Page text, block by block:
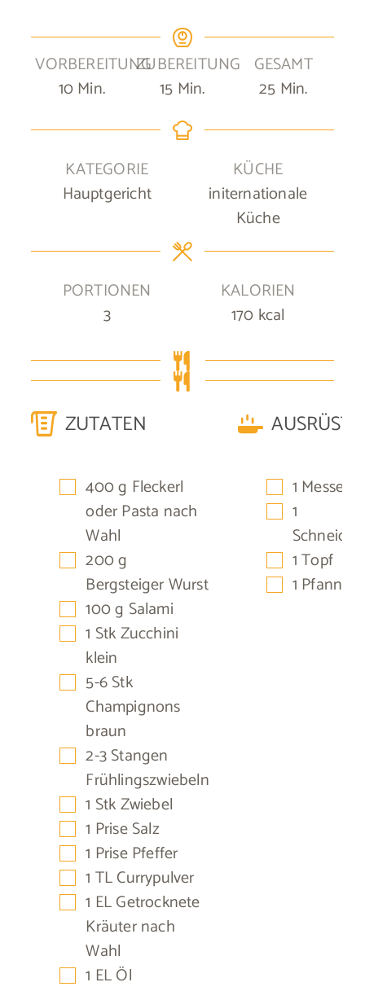
VORBEREITUNG
10Minuten
Min.
ZUBEREITUNG
15Minuten
Min.
GESAMT
25Minuten
Min.
KATEGORIE
Hauptgericht
KÜCHE
initernationale
Küche
PORTIONEN
3
KALORIEN
170 kcal
ZUTATEN
▢
400g Fleckerl
oder Pasta nach
Wahl
▢
200g
Bergsteiger Wurst
▢
100g Salami
▢
1 StkZucchini
klein
▢
5-6Stk
Champignons
braun
▢
2-3Stangen
Frühlingszwiebeln
▢
1 StkZwiebel
▢
1 PriseSalz
▢
1 Prise Pfeffer
▢
1 TLCurrypulver
▢
1 ELGetrocknete
Kräuter nach
Wahl
▢
1 ELÖl
▢
1 Messer
▢
1
▢
1 Topf
▢
1 Pfanne